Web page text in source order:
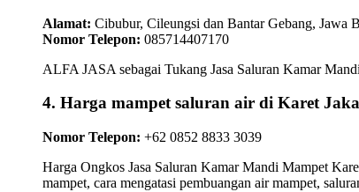
Alamat: Cibubur, Cileungsi dan Bantar Gebang, Jawa
Nomor Telepon: 085714407170
ALFA JASA sebagai Tukang Jasa Saluran Kamar
4. Harga mampet saluran air di Karet
Nomor Telepon: +62 0852 8833 3039
Harga Ongkos Jasa Saluran Kamar Mandi Mampet
mampet, cara mengatasi pembuangan air mampet,